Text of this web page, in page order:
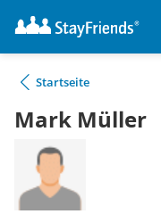
Startseite
Mark Müller